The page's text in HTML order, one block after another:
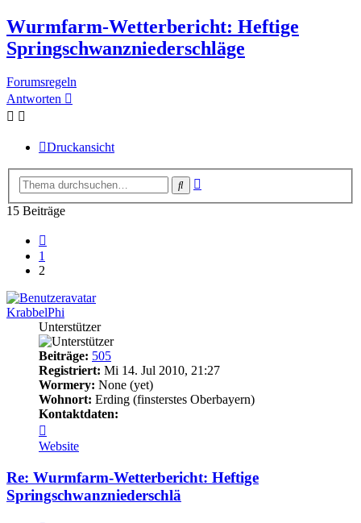
Wurmfarm-Wetterbericht: Heftige
Springschwanzniederschläge
Forumsregeln
Antworten
Druckansicht
Suche
15 Beiträge
1
2
KrabbelPhi
Unterstützer
Beiträge: 505
Registriert: Mi 14. Jul 2010, 21:27
Wormery: None (yet)
Wohnort: Erding (finsterstes Oberbayern)
Kontaktdaten:
von
KrabbelPhi
Website
Re: Wurmfarm-Wetterbericht: Heftige
Springschwanzniederschlä